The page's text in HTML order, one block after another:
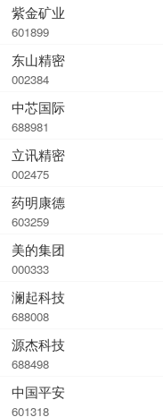
紫金矿业
601899
东山精密
002384
中芯国际
688981
立讯精密
002475
药明康德
603259
美的集团
000333
澜起科技
688008
源杰科技
688498
中国平安
601318